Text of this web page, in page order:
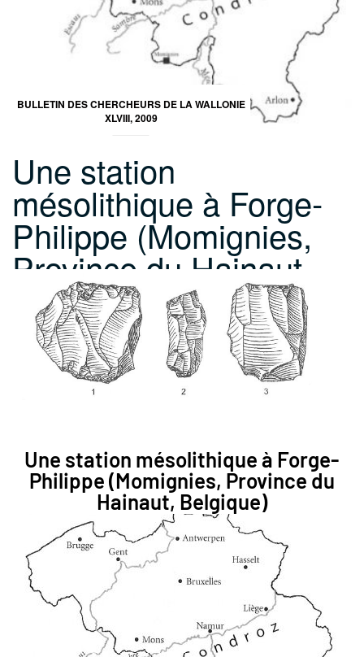
BULLETIN DES CHERCHEURS DE LA WALLONIE
XLVIII, 2009
Une station
mésolithique à Forge-
Philippe (Momignies,
Province du Hainaut,…
Une station mésolithique à Forge-
Philippe (Momignies, Province du
Hainaut, Belgique)